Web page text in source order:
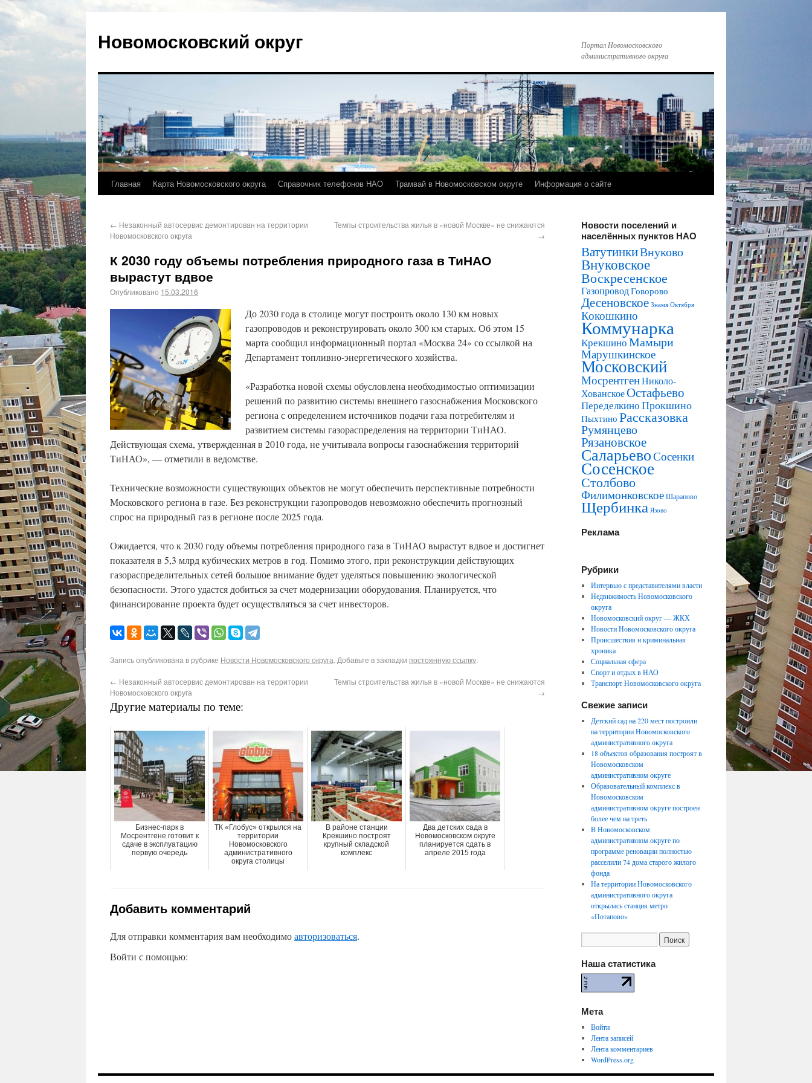
Новомосковский округ
Портал Новомосковского
административного округа
Главная Карта Новомосковского округа Справочник телефонов НАО Трамвай в Новомосковском округе Информация о сайте
← Незаконный автосервис демонтирован на территории
Новомосковского округа
Темпы строительства жилья в «новой Москве» не снижаются
→
К 2030 году объемы потребления природного газа в ТиНАО
вырастут вдвое
Опубликовано 15.03.2016
До 2030 года в столице могут построить около 130 км новых
газопроводов и реконструировать около 300 км старых. Об этом 15
марта сообщил информационный портал «Москва 24» со ссылкой на
Департамент топливно-энергетического хозяйства.
«Разработка новой схемы обусловлена необходимостью оптимизации
решений по развитию системы внешнего газоснабжения Московского
региона с определением источников подачи газа потребителям и
развитием системы газораспределения на территории ТиНАО.
Действующая схема, утвержденная в 2010 года, не учитывала вопросы газоснабжения территорий
ТиНАО», — отметили в ведомстве.
Технические возможности существующих объектов не могут обеспечить перспективные потребности
Московского региона в газе. Без реконструкции газопроводов невозможно обеспечить прогнозный
спрос на природный газ в регионе после 2025 года.
Ожидается, что к 2030 году объемы потребления природного газа в ТиНАО вырастут вдвое и достигнет
показателя в 5,3 млрд кубических метров в год. Помимо этого, при реконструкции действующих
газораспределительных сетей большое внимание будет уделяться повышению экологической
безопасности. Этого удастся добиться за счет модернизации оборудования. Планируется, что
финансирование проекта будет осуществляться за счет инвесторов.
Запись опубликована в рубрике Новости Новомосковского округа. Добавьте в закладки постоянную ссылку.
← Незаконный автосервис демонтирован на территории
Новомосковского округа
Темпы строительства жилья в «новой Москве» не снижаются
→
Другие материалы по теме:
Бизнес-парк в
Мосрентгене готовит к
сдаче в эксплуатацию
первую очередь
ТК «Глобус» открылся на
территории
Новомосковского
административного
округа столицы
В районе станции
Крекшино построят
крупный складской
комплекс
Два детских сада в
Новомосковском округе
планируется сдать в
апреле 2015 года
Добавить комментарий
Для отправки комментария вам необходимоавторизоваться.
Войти с помощью:
Новости поселений и
населённых пунктов НАО
ВатутинкиВнуково
Внуковское
Воскресенское
ГазопроводГоворово
Десеновское Знамя Октября
Кокошкино
Коммунарка
КрекшиноМамыри
Марушкинское
Московский
МосрентгенНиколо-
ХованскоеОстафьево
ПеределкиноПрокшино
Пыхтино Рассказовка
Румянцево
Рязановское
СаларьевоСосенки
Сосенское
Столбово
ФилимонковскоеШарапово
Щербинка Язово
Реклама
Рубрики
Интервью с представителями власти
Недвижимость Новомосковского
округа
Новомосковский округ — ЖКХ
Новости Новомосковского округа
Происшествия и криминальная
хроника
Социальная сфера
Спорт и отдых в НАО
Транспорт Новомосковского округа
Свежие записи
Детский сад на 220 мест построили
на территории Новомосковского
административного округа
18 объектов образования построят в
Новомосковском
административном округе
Образовательный комплекс в
Новомосковском
административном округе построен
более чем на треть
В Новомосковском
административном округе по
программе реновации полностью
расселили 74 дома старого жилого
фонда
На территории Новомосковского
административного округа
открылась станция метро
«Потапово»
Наша статистика
Мета
Войти
Лента записей
Лента комментариев
WordPress.org